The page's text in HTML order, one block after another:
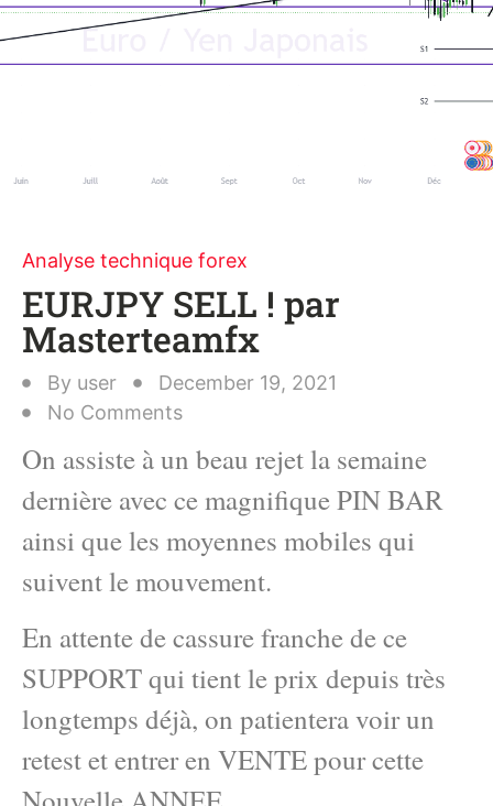
Analyse technique forex
EURJPY SELL ! par
Masterteamfx
By user
December 19, 2021
No Comments
On assiste à un beau rejet la semaine
dernière avec ce magnifique PIN BAR
ainsi que les moyennes mobiles qui
suivent le mouvement.
En attente de cassure franche de ce
SUPPORT qui tient le prix depuis très
longtemps déjà, on patientera voir un
retest et entrer en VENTE pour cette